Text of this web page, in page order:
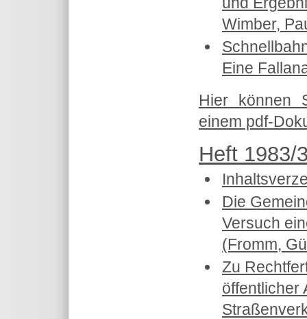
Wimber,
Eine
Hier können
einem pdf-
Heft 1983/
Die
Versuch
(Fromm,
Zu
öffentlicher